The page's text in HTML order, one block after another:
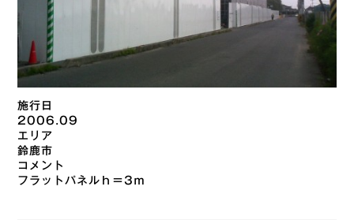
施行日
2006.09
エリア
鈴鹿市
コメント
フラットパネルｈ＝3ｍ